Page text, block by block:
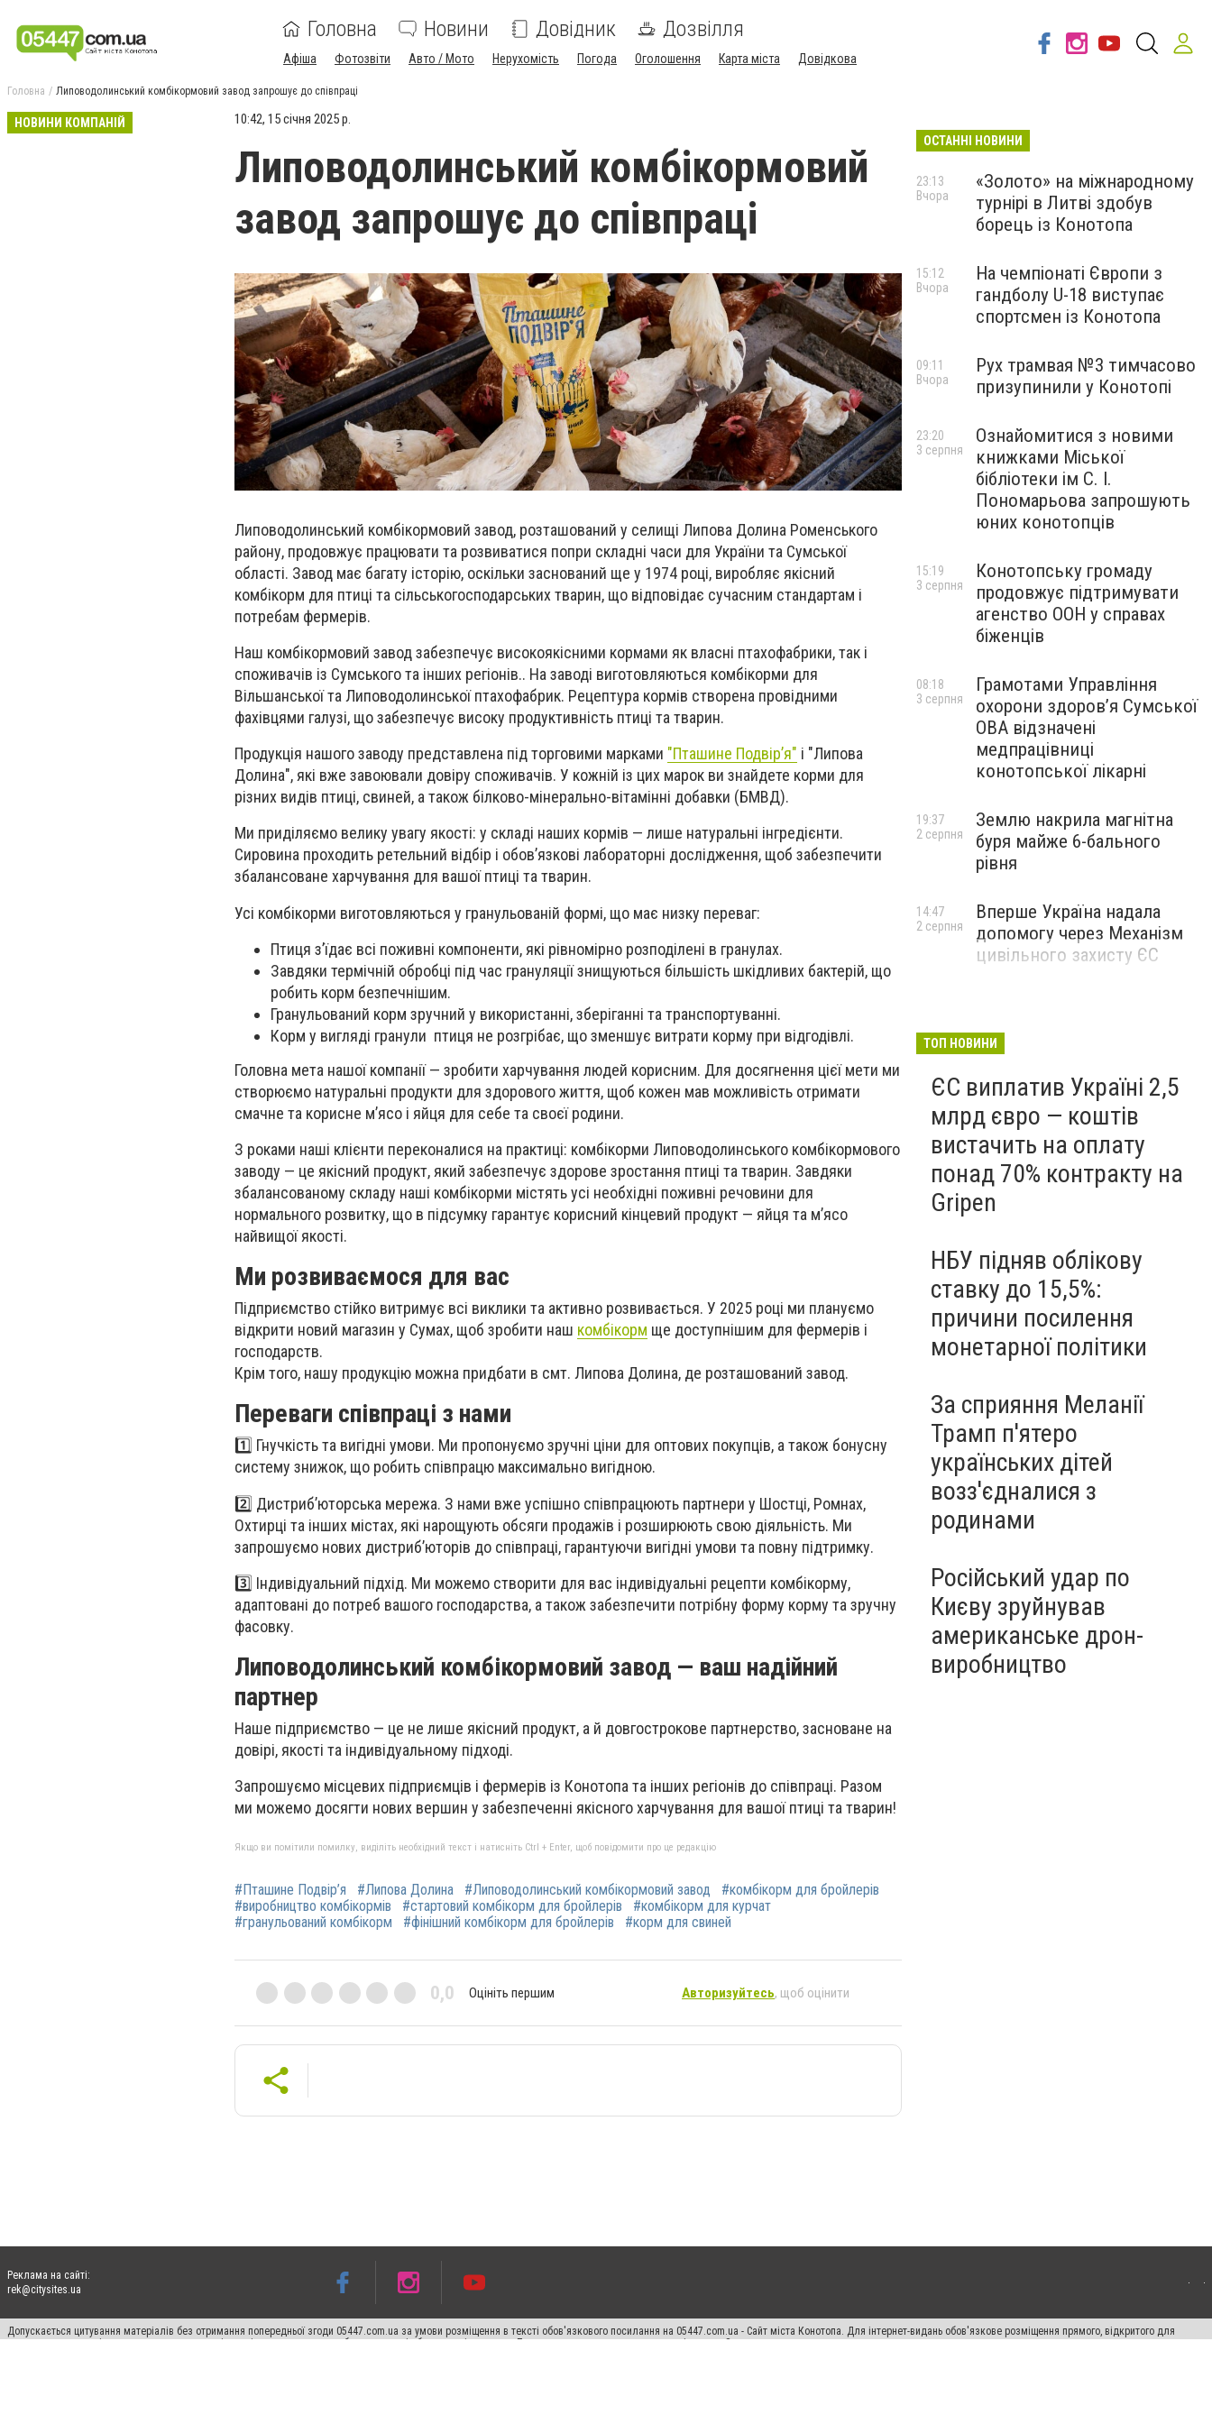
Головна Новини Довідник Дозвілля
Афіша Фотозвіти Авто / Мото Нерухомість Погода Оголошення Карта міста Довідкова
Головна Липоводолинський комбікормовий завод запрошує до співпраці
НОВИНИ КОМПАНІЙ 10:42, 15 січня 2025 р.
Липоводолинський комбікормовий
завод запрошує до співпраці
Липоводолинський комбікормовий завод, розташований у селищі Липова Долина Роменського
району, продовжує працювати та розвиватися попри складні часи для України та Сумської
області. Завод має багату історію, оскільки заснований ще у 1974 році, виробляє якісний
комбікорм для птиці та сільськогосподарських тварин, що відповідає сучасним стандартам і
потребам фермерів.
Наш комбікормовий завод забезпечує високоякісними кормами як власні птахофабрики, так і
споживачів із Сумського та інших регіонів.. На заводі виготовляються комбікорми для
Вільшанської та Липоводолинської птахофабрик. Рецептура кормів створена провідними
фахівцями галузі, що забезпечує високу продуктивність птиці та тварин.
Продукція нашого заводу представлена під торговими марками "Пташине Подвір’я" і "Липова
Долина", які вже завоювали довіру споживачів. У кожній із цих марок ви знайдете корми для
різних видів птиці, свиней, а також білково-мінерально-вітамінні добавки (БМВД).
Ми приділяємо велику увагу якості: у складі наших кормів — лише натуральні інгредієнти.
Сировина проходить ретельний відбір і обов’язкові лабораторні дослідження, щоб забезпечити
збалансоване харчування для вашої птиці та тварин.
Усі комбікорми виготовляються у гранульованій формі, що має низку переваг:
Птиця з’їдає всі поживні компоненти, які рівномірно розподілені в гранулах.
Завдяки термічній обробці під час грануляції знищуються більшість шкідливих бактерій, що
робить корм безпечнішим.
Гранульований корм зручний у використанні, зберіганні та транспортуванні.
Корм у вигляді гранули птиця не розгрібає, що зменшує витрати корму при відгодівлі.
Головна мета нашої компанії— зробити харчування людей корисним. Для досягнення цієї мети ми
створюємо натуральні продукти для здорового життя, щоб кожен мав можливість отримати
смачне та корисне м’ясо і яйця для себе та своєї родини.
З роками наші клієнти переконалися на практиці: комбікорми Липоводолинського комбікормового
заводу — це якісний продукт, який забезпечує здорове зростання птиці та тварин. Завдяки
збалансованому складу наші комбікорми містять усі необхідні поживні речовини для
нормального розвитку, що в підсумку гарантує корисний кінцевий продукт — яйця та м’ясо
найвищої якості.
Ми розвиваємося для вас
Підприємство стійко витримує всі виклики та активно розвивається. У 2025 році ми плануємо
відкрити новий магазин у Сумах, щоб зробити наш комбікорм ще доступнішим для фермерів і
господарств.
Крім того, нашу продукцію можна придбати в смт. Липова Долина, де розташований завод.
Переваги співпраці з нами
1️⃣ Гнучкість та вигідні умови. Ми пропонуємо зручні ціни для оптових покупців, а також бонусну
систему знижок, що робить співпрацю максимально вигідною.
2️⃣ Дистриб’юторська мережа. З нами вже успішно співпрацюють партнери у Шостці, Ромнах,
Охтирці та інших містах, які нарощують обсяги продажів і розширюють свою діяльність. Ми
запрошуємо нових дистриб’юторів до співпраці, гарантуючи вигідні умови та повну підтримку.
3️⃣ Індивідуальний підхід. Ми можемо створити для вас індивідуальні рецепти комбікорму,
адаптовані до потреб вашого господарства, а також забезпечити потрібну форму корму та зручну
фасовку.
Липоводолинський комбікормовий завод — ваш надійний
партнер
Наше підприємство — це не лише якісний продукт, а й довгострокове партнерство, засноване на
довірі, якості та індивідуальному підході.
Запрошуємо місцевих підприємців і фермерів із Конотопа та інших регіонів до співпраці. Разом
ми можемо досягти нових вершин у забезпеченні якісного харчування для вашої птиці та тварин!
Якщо ви помітили помилку, виділіть необхідний текст і натисніть Ctrl + Enter, щоб повідомити про це редакцію
#Пташине Подвір’я #Липова Долина #Липоводолинський комбікормовий завод
#комбікорм для бройлерів
#виробництво комбікормів
#стартовий комбікорм для бройлерів
#комбікорм для курчат
#гранульований комбікорм
#фінішний комбікорм для бройлерів #корм для свиней
0,0 Оцініть першим Авторизуйтесь, щоб оцінити
ОСТАННІ НОВИНИ
«Золото» на міжнародному
турнірі в Литві здобув
борець із Конотопа
23:13
Вчора
На чемпіонаті Європи з
гандболу U-18 виступає
спортсмен із Конотопа
15:12
Вчора
Рух трамвая №3 тимчасово
призупинили у Конотопі
09:11
Вчора
Ознайомитися з новими
книжками Міської
бібліотеки ім С. І.
Пономарьова запрошують
юних конотопців
23:20
3 серпня
Конотопську громаду
продовжує підтримувати
агенство ООН у справах
біженців
15:19
3 серпня
Грамотами Управління
охорони здоров’я Сумської
ОВА відзначені
медпрацівниці
конотопської лікарні
08:18
3 серпня
Землю накрила магнітна
буря майже 6-бального
рівня
19:37
2 серпня
Вперше Україна надала
допомогу через Механізм
цивільного захисту ЄС
14:47
2 серпня
ТОП НОВИНИ
ЄС виплатив Україні 2,5
млрд євро — коштів
вистачить на оплату
понад 70% контракту на
Gripen
НБУ підняв облікову
ставку до 15,5%:
причини посилення
монетарної політики
За сприяння Меланії
Трамп п'ятеро
українських дітей
возз'єдналися з
родинами
Російський удар по
Києву зруйнував
американське дрон-
виробництво
Реклама на сайті:
rek@citysites.ua
Допускається цитування матеріалів без отримання попередньої згоди 05447.com.ua за умови розміщення в тексті обов'язкового посилання на 05447.com.ua - Сайт міста Конотопа. Для інтернет-видань обов'язкове розміщення прямого, відкритого для
пошукових систем гіперпосилання на цитовані статті не нижче другого абзацу в тексті або в якості джерела. Порушення виняткових прав переслідується Законом.